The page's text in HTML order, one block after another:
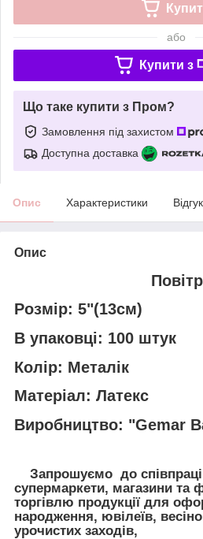
або
Купити з
Що таке купити з Пром?
Замовлення під захистом
Доступна доставка
Опис Характеристики
Опис
Повітряні
Розмір: 5"(13см)
В упаковці: 100 штук
Колір: Металік
Матеріал: Латекс
Виробництво: "Gemar
Запрошуємо до співпраці
супермаркети, магазини та
торгівлю продукції для
народження, ювілеїв,
урочистих заходів,